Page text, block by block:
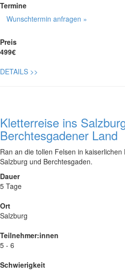
Termine
Wunschtermin anfragen »
Preis
499€
DETAILS >>
Kletterreise ins
Berchtesgadener Land
Ran an die tollen Felsen in
Salzburg und Berchtesgaden.
Dauer
5 Tage
Ort
Salzburg
Teilnehmer:innen
5 - 6
Schwierigkeit